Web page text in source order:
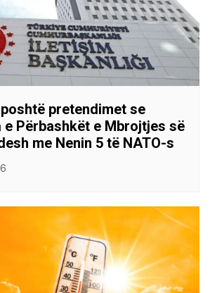
pretendimet se
e Përbashkët e Mbrojtjes së
me Nenin 5 të NATO-s